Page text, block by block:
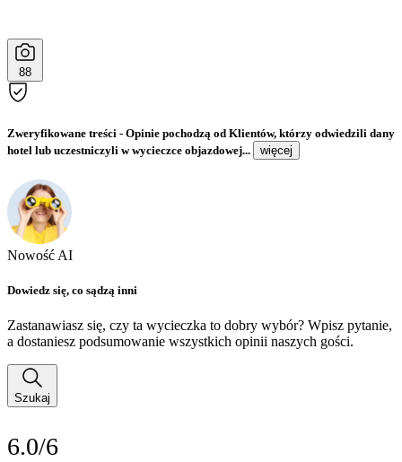
88
Zweryfikowane treści - Opinie pochodzą od Klientów, którzy odwiedzili dany
hotel lub uczestniczyli w wycieczce objazdowej...
więcej
Nowość AI
Dowiedz się, co sądzą inni
Zastanawiasz się, czy ta wycieczka to dobry wybór? Wpisz pytanie,
a dostaniesz podsumowanie wszystkich opinii naszych gości.
Szukaj
6.0/6